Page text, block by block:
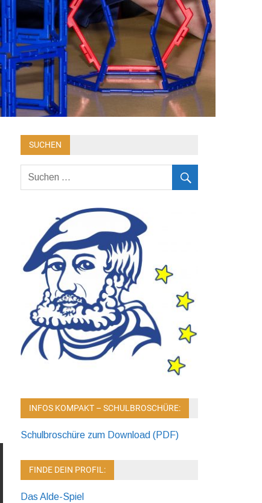
SUCHEN
INFOS KOMPAKT – SCHULBROSCHÜRE:
Schulbroschüre zum Download (PDF)
FINDE DEIN PROFIL:
Das Alde-Spiel